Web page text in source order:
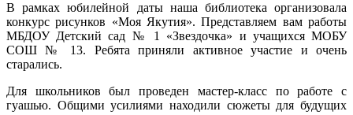
В рамках юбилейной даты наша библиотека организовала
конкурс рисунков «Моя Якутия». Представляем вам работы
МБДОУ Детский сад № 1 «Звездочка» и учащихся МОБУ
СОШ № 13. Ребята приняли активное участие и очень
старались.
Для школьников был проведен мастер-класс по работе с
гуашью. Общими усилиями находили сюжеты для будущих